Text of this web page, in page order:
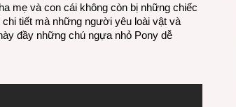
mẹ và con cái không còn bị những chiếc
tiết mà những người yêu loài vật và
đầy những chú ngựa nhỏ Pony dễ